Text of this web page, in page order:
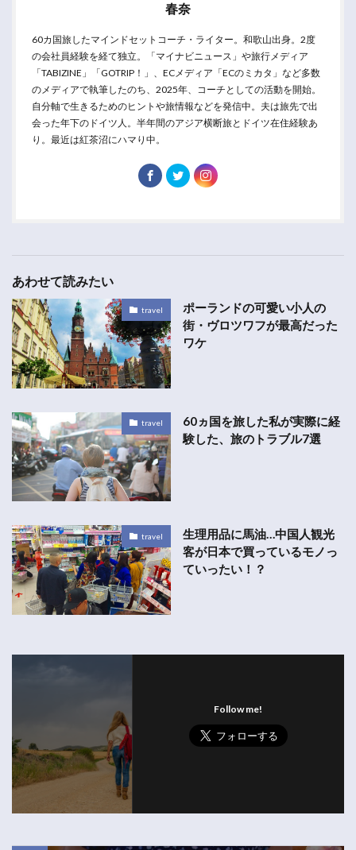
春奈
60カ国旅したマインドセットコーチ・ライター。和歌山出身。2度
の会社員経験を経て独立。「マイナビニュース」や旅行メディア
「TABIZINE」「GOTRIP！」、ECメディア「ECのミカタ」など多数
のメディアで執筆したのち、2025年、コーチとしての活動を開始。
自分軸で生きるためのヒントや旅情報などを発信中。夫は旅先で出
会った年下のドイツ人。半年間のアジア横断旅とドイツ在住経験あ
り。最近は紅茶沼にハマり中。
あわせて読みたい
travel
ポーランドの可愛い小人の
街・ヴロツワフが最高だった
ワケ
travel
60ヵ国を旅した私が実際に経
験した、旅のトラブル7選
travel
生理用品に馬油…中国人観光
客が日本で買っているモノっ
ていったい！？
Follow me!